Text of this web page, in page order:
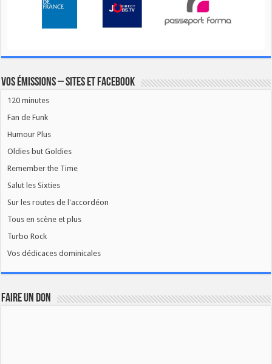
Vos émissions – Sites et Facebook
120 minutes
Fan de Funk
Humour Plus
Oldies but Goldies
Remember the Time
Salut les Sixties
Sur les routes de l'accordéon
Tous en scène et plus
Turbo Rock
Vos dédicaces dominicales
FAIRE UN DON